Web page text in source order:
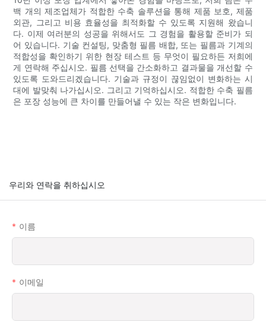
백 개의 제조업체가 적합한 수축 솔루션을 통해 제품 보호, 제품
외관, 그리고 비용 효율성을 최적화할 수 있도록 지원해 왔습니
다. 이제 여러분의 성공을 위해서도 그 경험을 활용할 준비가 되
어 있습니다. 기술 컨설팅, 맞춤형 필름 배합, 또는 필름과 기계의
적합성을 확인하기 위한 현장 테스트 등 무엇이 필요하든 저희에
게 연락해 주십시오. 필름 선택을 간소화하고 결과물을 개선할 수
있도록 도와드리겠습니다. 기술과 규정이 끊임없이 변화하는 시
대에 발맞춰 나가십시오. 그리고 기억하십시오. 적합한 수축 필름
은 포장 성능에 큰 차이를 만들어낼 수 있는 작은 변화입니다.
우리와 연락을 취하십시오
이름
이메일